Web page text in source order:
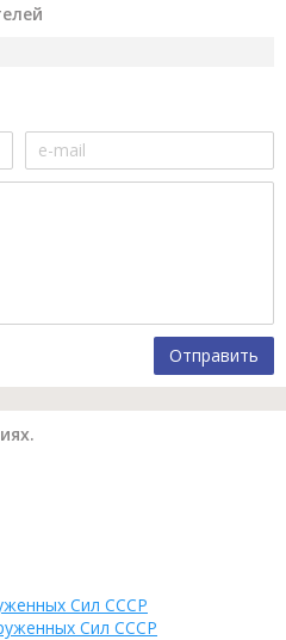
Отправить
Сил СССР
Сил СССР